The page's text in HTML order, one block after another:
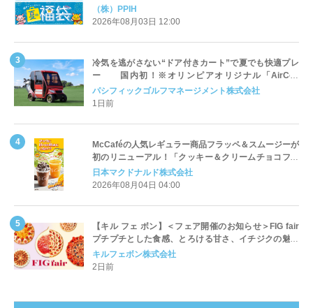
「夏福袋」＆セール 8月6日(木)より順次スタート
（株）PPIH
2026年08月03日 12:00
冷気を逃がさない“ドア付きカート”で夏でも快適プレ
ー 国内初！※オリンピアオリジナル「AirCon
Cart（エアコンカート）」導入 | ＰＧＭ
パシフィックゴルフマネージメント株式会社
1日前
McCaféの人気レギュラー商品フラッペ＆スムージーが
初のリニューアル！「クッキー＆クリームチョコフラ
ッペ」「マンゴースムージー」8月5日（水）から販売
開始
日本マクドナルド株式会社
2026年08月04日 04:00
【キル フェ ボン】＜フェア開催のお知らせ＞FIG fair
プチプチとした食感、とろける甘さ、イチジクの魅力
をたっぷりと。新作を含め、イチジク尽くしの全4種が
登場8月20日（木）スタート
キルフェボン株式会社
2日前